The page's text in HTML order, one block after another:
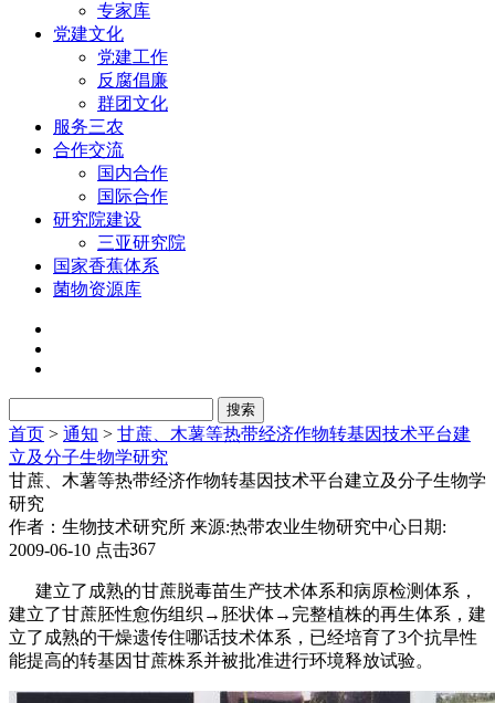
专家库
党建文化
党建工作
反腐倡廉
群团文化
服务三农
合作交流
国内合作
国际合作
研究院建设
三亚研究院
国家香蕉体系
菌物资源库
首页 > 通知 > 甘蔗、木薯等热带经济作物转基因技术平台建
立及分子生物学研究
甘蔗、木薯等热带经济作物转基因技术平台建立及分子生物学
研究
作者：生物技术研究所 来源:热带农业生物研究中心日期:
2009-06-10 点击:367
建立了成熟的甘蔗脱毒苗生产技术体系和病原检测体系，
建立了甘蔗胚性愈伤组织→胚状体→完整植株的再生体系，建
立了成熟的干燥遗传住哪话技术体系，已经培育了3个抗旱性
能提高的转基因甘蔗株系并被批准进行环境释放试验。